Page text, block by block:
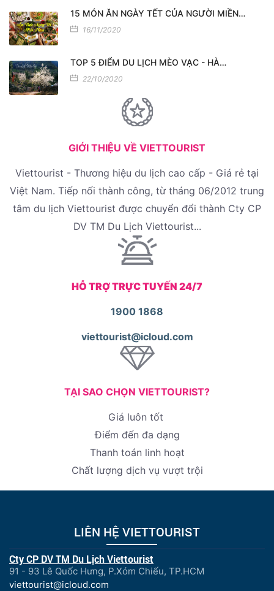
15 MÓN ĂN NGÀY TẾT CỦA NGƯỜI MIỀN…
16/11/2020
TOP 5 ĐIỂM DU LỊCH MÈO VẠC - HÀ…
22/10/2020
GIỚI THIỆU VỀ VIETTOURIST
Viettourist - Thương hiệu du lịch cao cấp - Giá rẻ tại
Việt Nam. Tiếp nối thành công, từ tháng 06/2012 trung
tâm du lịch Viettourist được chuyển đổi thành Cty CP
DV TM Du Lịch Viettourist...
HỖ TRỢ TRỰC TUYẾN 24/7
1900 1868
viettourist@icloud.com
TẠI SAO CHỌN VIETTOURIST?
Giá luôn tốt
Điểm đến đa dạng
Thanh toán linh hoạt
Chất lượng dịch vụ vượt trội
LIÊN HỆ VIETTOURIST
Cty CP DV TM Du Lịch Viettourist
91 - 93 Lê Quốc Hưng, P.Xóm Chiếu, TP.HCM
viettourist@icloud.com